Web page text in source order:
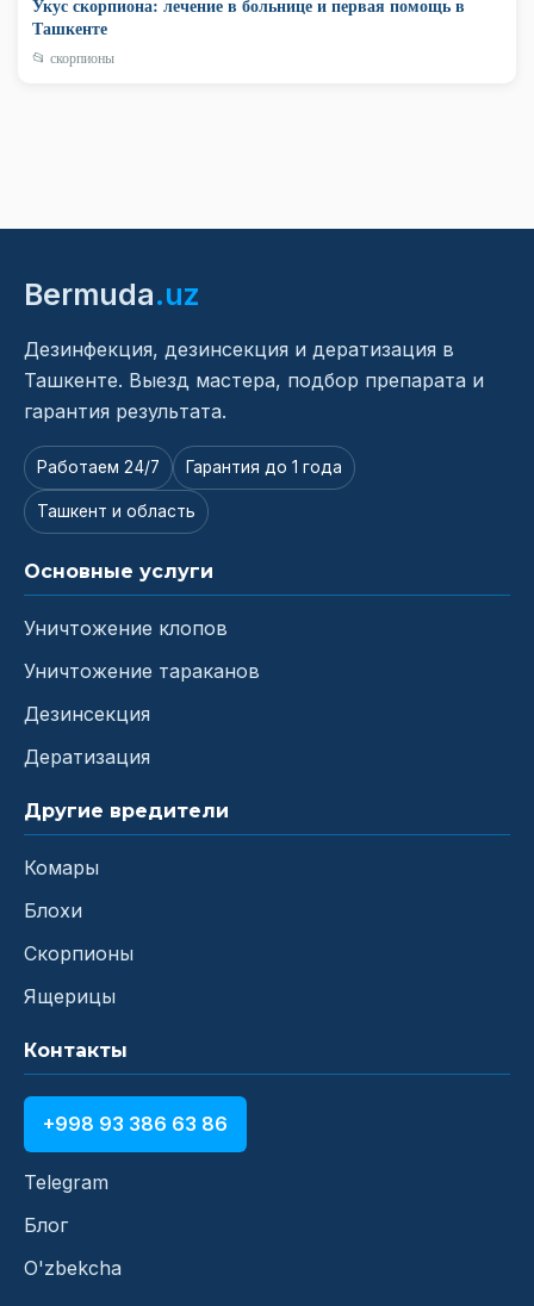
Укус скорпиона: лечение в больнице и первая помощь в
Ташкенте
📂 скорпионы
Bermuda.uz
Дезинфекция, дезинсекция и дератизация в
Ташкенте. Выезд мастера, подбор препарата и
гарантия результата.
Работаем 24/7 Гарантия до 1 года
Ташкент и область
Основные услуги
Уничтожение клопов
Уничтожение тараканов
Дезинсекция
Дератизация
Другие вредители
Комары
Блохи
Скорпионы
Ящерицы
Контакты
+998 93 386 63 86
Telegram
Блог
O'zbekcha